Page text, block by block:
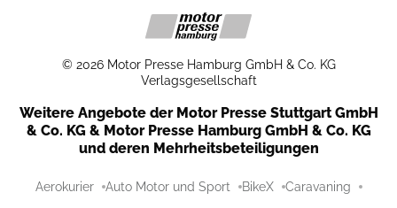
© 2026 Motor Presse Hamburg GmbH & Co. KG
Verlagsgesellschaft
Weitere Angebote der Motor Presse Stuttgart GmbH
& Co. KG & Motor Presse Hamburg GmbH & Co. KG
und deren Mehrheitsbeteiligungen
Aerokurier Auto Motor und Sport BikeX Caravaning